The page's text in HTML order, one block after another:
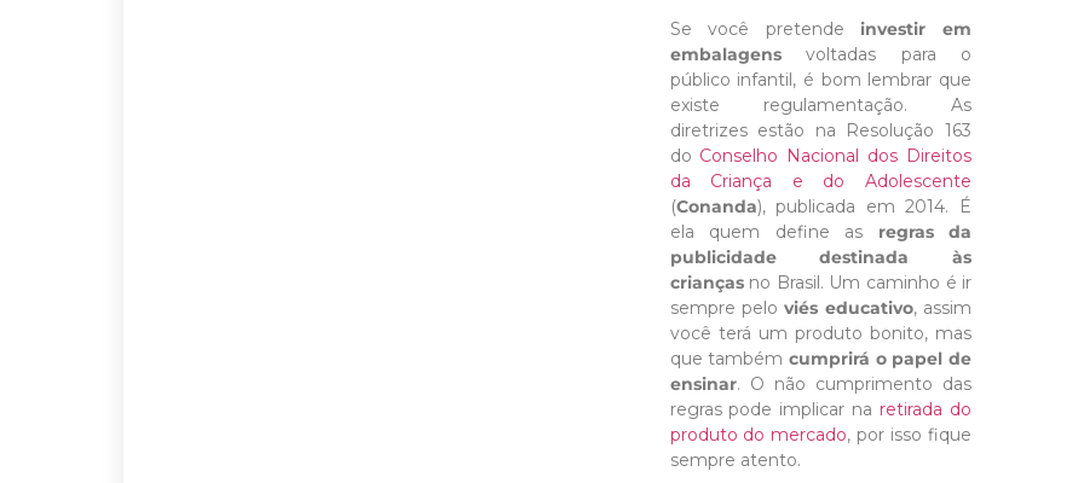
Se você pretende investir em
embalagensvoltadas para o
público infantil, é bom lembrar que
existe regulamentação. As
diretrizes estão na Resolução 163
do Conselho Nacional dos Direitos
da Criança e do Adolescente
(Conanda), publicada em 2014. É
ela quem define as regras da
publicidade destinada às
criançasno Brasil. Um caminho é ir
sempre peloviés educativo, assim
você terá um produto bonito, mas
que também cumprirá o papel de
ensinar. O não cumprimento das
regras pode implicar na retirada do
produto do mercado, por isso fique
sempre atento.